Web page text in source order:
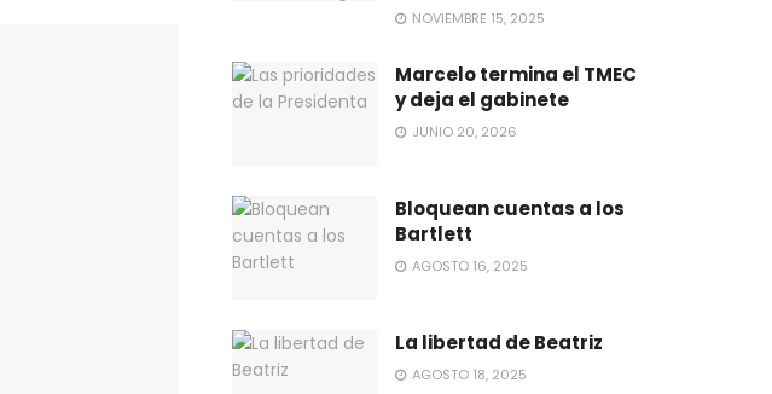
NOVIEMBRE 15, 2025
Marcelo termina el TMEC
y deja el gabinete
JUNIO 20, 2026
Bloquean cuentas a los
Bartlett
AGOSTO 16, 2025
La libertad de Beatriz
AGOSTO 18, 2025